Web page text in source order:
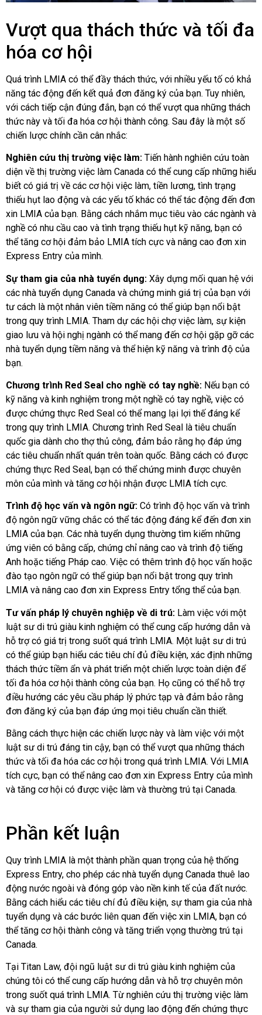
Vượt qua thách thức và tối đa
hóa cơ hội
Quá trình LMIA có thể đầy thách thức, với nhiều yếu tố có khả
năng tác động đến kết quả đơn đăng ký của bạn. Tuy nhiên,
với cách tiếp cận đúng đắn, bạn có thể vượt qua những thách
thức này và tối đa hóa cơ hội thành công. Sau đây là một số
chiến lược chính cần cân nhắc:
Nghiên cứu thị trường việc làm: Tiến hành nghiên cứu toàn
diện về thị trường việc làm Canada có thể cung cấp những hiểu
biết có giá trị về các cơ hội việc làm, tiền lương, tình trạng
thiếu hụt lao động và các yếu tố khác có thể tác động đến đơn
xin LMIA của bạn. Bằng cách nhắm mục tiêu vào các ngành và
nghề có nhu cầu cao và tình trạng thiếu hụt kỹ năng, bạn có
thể tăng cơ hội đảm bảo LMIA tích cực và nâng cao đơn xin
Express Entry của mình.
Sự tham gia của nhà tuyển dụng: Xây dựng mối quan hệ với
các nhà tuyển dụng Canada và chứng minh giá trị của bạn với
tư cách là một nhân viên tiềm năng có thể giúp bạn nổi bật
trong quy trình LMIA. Tham dự các hội chợ việc làm, sự kiện
giao lưu và hội nghị ngành có thể mang đến cơ hội gặp gỡ các
nhà tuyển dụng tiềm năng và thể hiện kỹ năng và trình độ của
bạn.
Chương trình Red Seal cho nghề có tay nghề: Nếu bạn có
kỹ năng và kinh nghiệm trong một nghề có tay nghề, việc có
được chứng thực Red Seal có thể mang lại lợi thế đáng kể
trong quy trình LMIA. Chương trình Red Seal là tiêu chuẩn
quốc gia dành cho thợ thủ công, đảm bảo rằng họ đáp ứng
các tiêu chuẩn nhất quán trên toàn quốc. Bằng cách có được
chứng thực Red Seal, bạn có thể chứng minh được chuyên
môn của mình và tăng cơ hội nhận được LMIA tích cực.
Trình độ học vấn và ngôn ngữ: Có trình độ học vấn và trình
độ ngôn ngữ vững chắc có thể tác động đáng kể đến đơn xin
LMIA của bạn. Các nhà tuyển dụng thường tìm kiếm những
ứng viên có bằng cấp, chứng chỉ nâng cao và trình độ tiếng
Anh hoặc tiếng Pháp cao. Việc có thêm trình độ học vấn hoặc
đào tạo ngôn ngữ có thể giúp bạn nổi bật trong quy trình
LMIA và nâng cao đơn xin Express Entry tổng thể của bạn.
Tư vấn pháp lý chuyên nghiệp về di trú: Làm việc với một
luật sư di trú giàu kinh nghiệm có thể cung cấp hướng dẫn và
hỗ trợ có giá trị trong suốt quá trình LMIA. Một luật sư di trú
có thể giúp bạn hiểu các tiêu chí đủ điều kiện, xác định những
thách thức tiềm ẩn và phát triển một chiến lược toàn diện để
tối đa hóa cơ hội thành công của bạn. Họ cũng có thể hỗ trợ
điều hướng các yêu cầu pháp lý phức tạp và đảm bảo rằng
đơn đăng ký của bạn đáp ứng mọi tiêu chuẩn cần thiết.
Bằng cách thực hiện các chiến lược này và làm việc với một
luật sư di trú đáng tin cậy, bạn có thể vượt qua những thách
thức và tối đa hóa các cơ hội trong quá trình LMIA. Với LMIA
tích cực, bạn có thể nâng cao đơn xin Express Entry của mình
và tăng cơ hội có được việc làm và thường trú tại Canada.
Phần kết luận
Quy trình LMIA là một thành phần quan trọng của hệ thống
Express Entry, cho phép các nhà tuyển dụng Canada thuê lao
động nước ngoài và đóng góp vào nền kinh tế của đất nước.
Bằng cách hiểu các tiêu chí đủ điều kiện, sự tham gia của nhà
tuyển dụng và các bước liên quan đến việc xin LMIA, bạn có
thể tăng cơ hội thành công và tăng triển vọng thường trú tại
Canada.
Tại Titan Law, đội ngũ luật sư di trú giàu kinh nghiệm của
chúng tôi có thể cung cấp hướng dẫn và hỗ trợ chuyên môn
trong suốt quá trình LMIA. Từ nghiên cứu thị trường việc làm
và sự tham gia của người sử dụng lao động đến chứng thực